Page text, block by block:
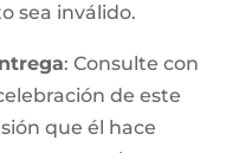
sea inválido.
: Consulte con
de este
que él hace